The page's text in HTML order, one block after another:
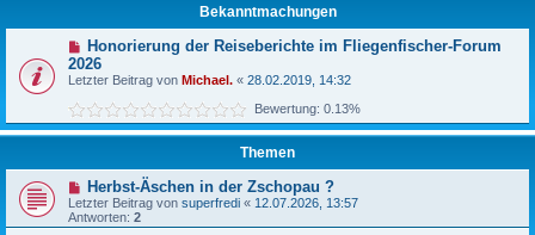
Bekanntmachungen
Honorierung der Reiseberichte im Fliegenfischer-Forum
2026
Letzter Beitrag von Michael. « 28.02.2019, 14:32
Bewertung: 0.13%
Themen
Herbst-Äschen in der Zschopau ?
Letzter Beitrag von superfredi « 12.07.2026, 13:57
Antworten: 2